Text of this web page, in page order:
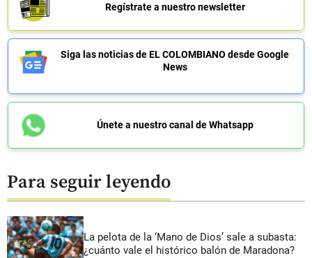
Regístrate a nuestro newsletter
Siga las noticias de EL COLOMBIANO desde Google
News
Únete a nuestro canal de Whatsapp
Para seguir leyendo
La pelota de la ‘Mano de Dios’ sale a subasta:
¿cuánto vale el histórico balón de Maradona?